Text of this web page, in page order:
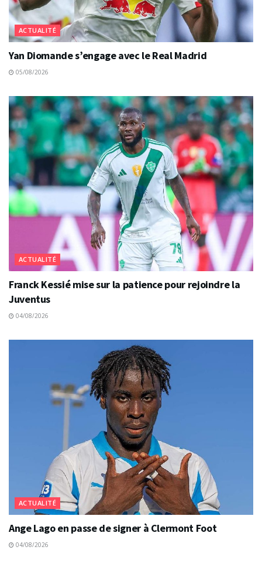
ACTUALITÉ
Yan Diomande s’engage avec le Real Madrid
05/08/2026
ACTUALITÉ
Franck Kessié mise sur la patience pour rejoindre la
Juventus
04/08/2026
ACTUALITÉ
Ange Lago en passe de signer à Clermont Foot
04/08/2026